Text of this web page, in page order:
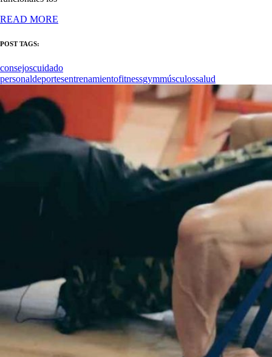
READ MORE
POST TAGS:
consejoscuidado
personaldeportesentrenamientofitnessgymmúsculossalud